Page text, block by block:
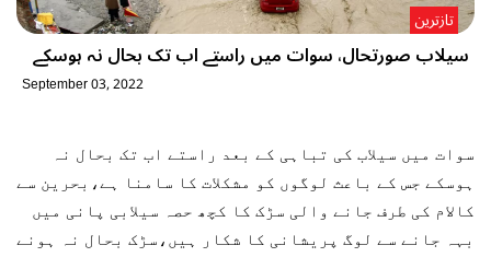
سیلاب صورتحال، سوات میں راستے اب تک بحال نہ ہوسکے
تازترین
September 03, 2022
سوات میں سیلاب کی تباہی کے بعد راستے اب تک بحال نہ
ہوسکے جس کے باعث لوگوں کو مشکلات کا سامنا ہے،بحرین سے
کالام کی طرف جانے والی سڑک کا کچھ حصہ سیلابی پانی میں
بہہ جانے سے لوگ پریشانی کا شکار ہیں،سڑک بحال نہ ہونے